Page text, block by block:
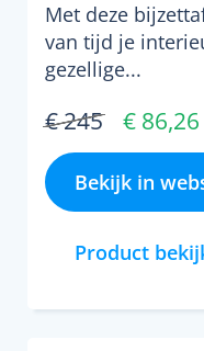
Met deze
van tijd je
gezellige...
€ 245 € 86,26
Bekijk in
Product